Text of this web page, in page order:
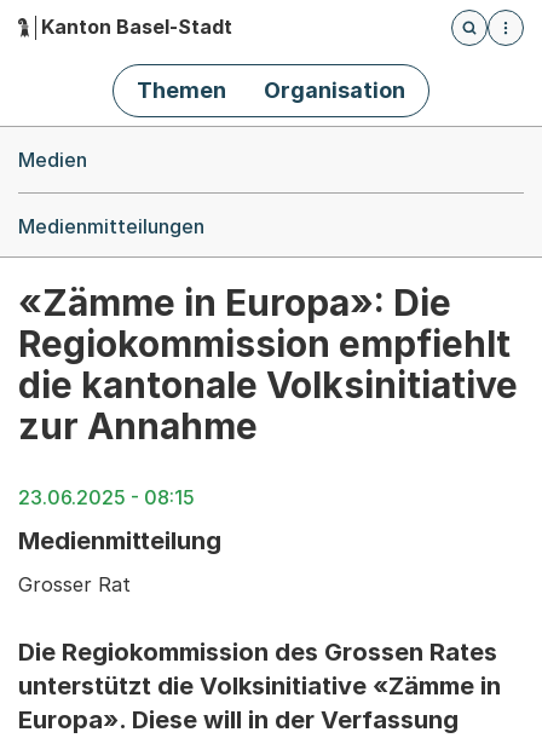
Hauptnavigation
Kanton Basel-Stadt
Öffnet
Themen Organisation
Medien
Medienmitteilungen
«Zämme in Europa»: Die
Regiokommission empfiehlt
die kantonale Volksinitiative
zur Annahme
23.06.2025 - 08:15
Medienmitteilung
Grosser Rat
Die Regiokommission des Grossen Rates
unterstützt die Volksinitiative «Zämme in
Europa». Diese will in der Verfassung